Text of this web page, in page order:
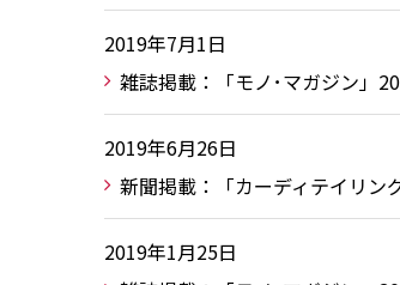
2019年7月1日
雑誌掲載：「モノ･マガジン」
2019年6月26日
新聞掲載：「カーディテイリ
2019年1月25日